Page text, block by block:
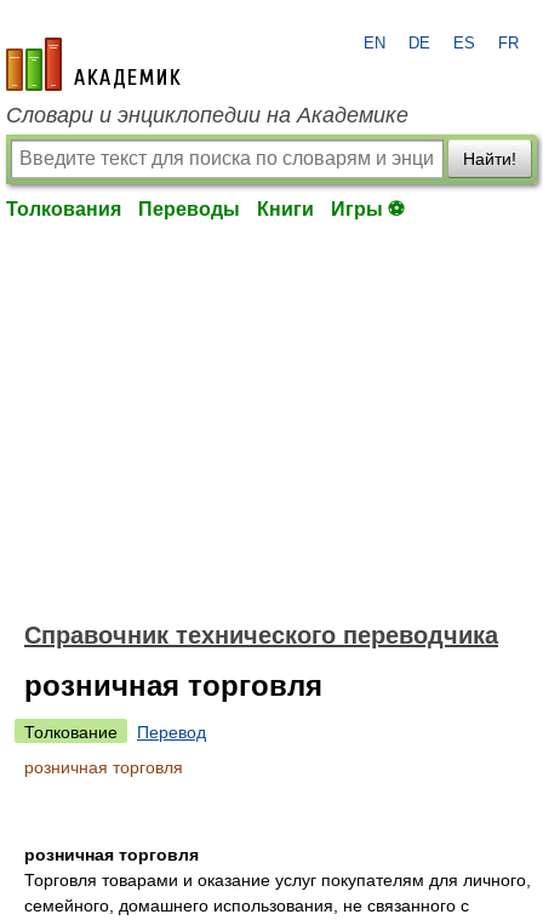
academic.ru
EN DE ES FR
Словари и энциклопедии на Академике
Найти!
Толкования Переводы Книги Игры ⚽
Справочник технического переводчика
розничная торговля
Толкование
Перевод
розничная торговля
розничная торговля
Торговля товарами и оказание услуг покупателям для личного,
семейного, домашнего использования, не связанного с